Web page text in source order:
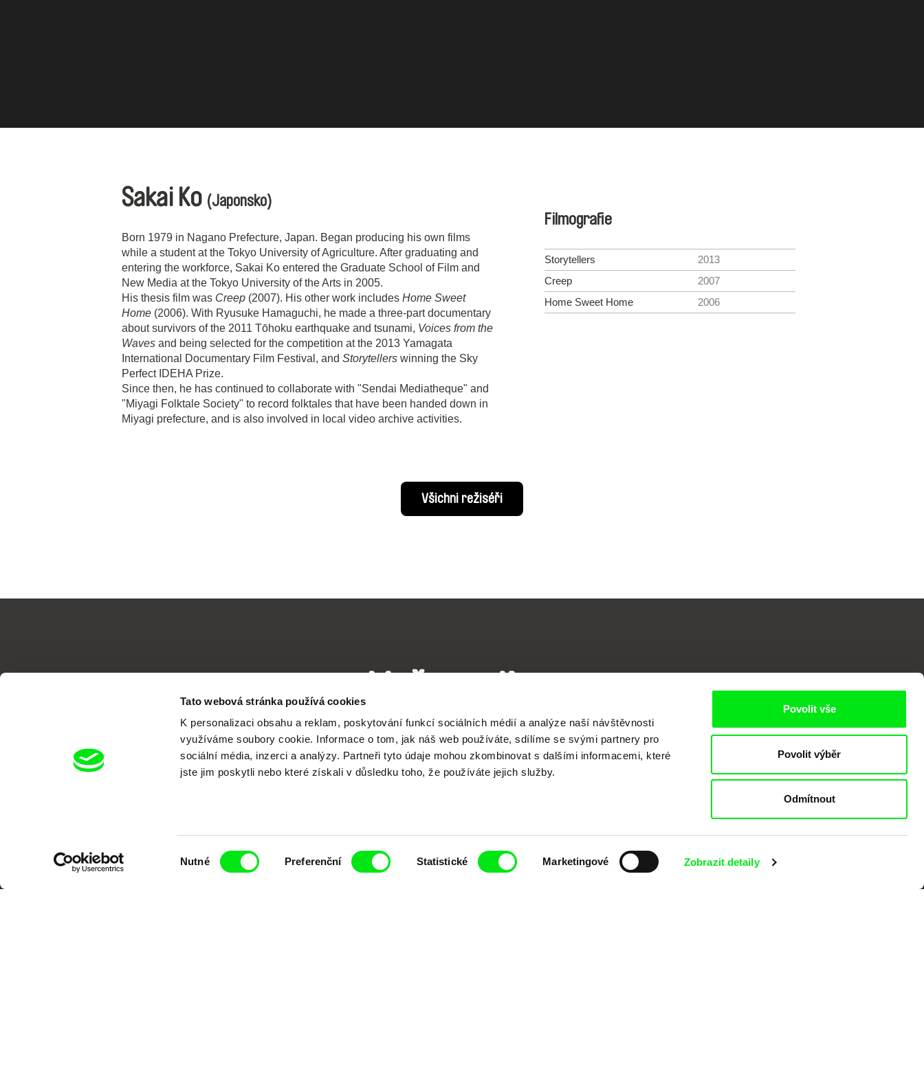
Tato webová stránka používá cookies
K personalizaci obsahu a reklam, poskytování funkcí sociálních médií a analýze naší návštěvnosti
využíváme soubory cookie. Informace o tom, jak náš web používáte, sdílíme se svými partnery pro
sociální média, inzerci a analýzy. Partneři tyto údaje mohou zkombinovat s dalšími informacemi, které
jste jim poskytli nebo které získali v důsledku toho, že používáte jejich služby.
Nutné Preferenční Statistické Marketingové Zobrazit detaily
Povolit vše
Povolit výběr
Odmítnout
Sakai Ko (Japonsko)
Born 1979 in Nagano Prefecture, Japan. Began producing his own films
while a student at the Tokyo University of Agriculture. After graduating and
entering the workforce, Sakai Ko entered the Graduate School of Film and
New Media at the Tokyo University of the Arts in 2005.
His thesis film was Creep (2007). His other work includes Home Sweet
Home (2006). With Ryusuke Hamaguchi, he made a three-part documentary
about survivors of the 2011 Tōhoku earthquake and tsunami, Voices from the
Waves and being selected for the competition at the 2013 Yamagata
International Documentary Film Festival, and Storytellers winning the Sky
Perfect IDEHA Prize.
Since then, he has continued to collaborate with "Sendai Mediatheque" and
"Miyagi Folktale Society" to record folktales that have been handed down in
Miyagi prefecture, and is also involved in local video archive activities.
Filmografie
Storytellers
2013
Creep
2007
Home Sweet Home
2006
Všichni režiséři
dokumentární kino
Nové festivalové filmy